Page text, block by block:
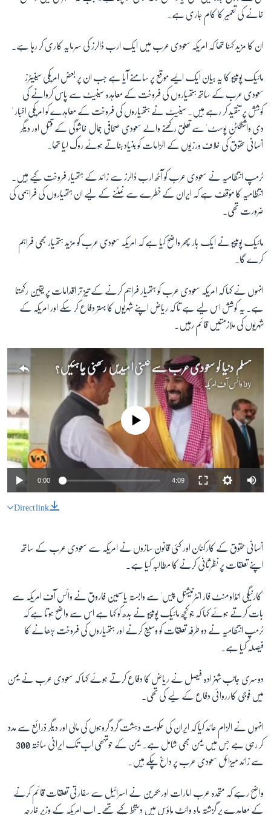
خانے کی تعمیر کا کام جاری ہے۔
ان کا مزید کہنا تھا کہ امریکہ سعودی عرب میں ایک ارب ڈالرز کی سرمایہ کاری کر رہا ہے۔
مائیک پومپیو کا یہ بیان ایک ایسے موقع پر سامنے آیا ہے جب ان پر بعض امریکی سینیٹرز
سعودی عرب کے ساتھ ہتھیاروں کی فروخت کے معاہدہ سینیٹ سے پاس کروانے کی
کوشش پر تنقید کر رہے ہیں۔ سینیٹ نے ہتھیاروں کی فروخت کے معاہدے کو امریکی اخبار '
دی واشنگٹن پوسٹ' سے تعلق رکھنے والے سعودی صحافی جمال خاشوگی کے قتل اور دیگر
انسانی حقوق کی خلاف ورزیوں کے الزامات کو بنیاد بناتے ہوئے روک لیا تھا۔
ٹرمپ انتظامیہ نے سعودی عرب کو آٹھ ارب ڈالرز سے زائد کے ہتھیار فروخت کیے ہیں۔
انتظامیہ کا مؤقف ہے کہ ایران کے خطرے سے نمٹنے کے لیے ان ہتھیاروں کی فراہمی کی
ضرورت تھی۔
مائیک پومپیو نے ایک بار پھر واضح کیا ہے کہ امریکہ سعودی عرب کو مزید ہتھیار بھی فراہم
کرے گا۔
انہوں نے کہا کہ امریکہ سعودی عرب کو ہتھیار فراہم کرنے کے تیز تر اقدامات پر یقین رکھتا
ہے۔ یہ کوشش اس لیے ہے تا کہ ریاض اپنے شہریوں کا بہتر دفاع کر سکے اور امریکہ کے
شہریوں کی ملازمتیں قائم رہیں۔
مسلم دنیا کو سعودی عرب سے کتنی امیدیں رکھنی چاہئیں؟
byوائس آف امریکہ
No media source currently available
0:00 4:09
Direct link
انسانی حقوق کے کارکنان اور کئی قانون سازوں نے امریکہ سے سعودی عرب کے ساتھ
اپنے تعلقات پر نظرثانی کرنے کا مطالبہ کیا ہے۔
'کارنیگی انڈاومنٹ فار انٹرنیشنل پیس' سے وابستہ یاسمین فاروق نے وائس آف امریکہ سے
بات کرتے ہوئے کہا کہ جو کچھ مائیک پومپیو نے بدھ کو کہا ہے اس سے واضح ہوتا ہے کہ
ٹرمپ انتظامیہ نے دو طرفہ تعلقات کو وسیع کرنے اور ہتھیاروں کی فروخت بڑھانے کا
فیصلہ کیا ہے۔
دوسری جانب شہزادہ فیصل نے ریاض کا دفاع کرتے ہوئے کہا کہ سعودی عرب نے یمن
میں فوجی کارروائی دفاع کے لیے کی تھی۔
انہوں نے الزام عائد کیا کہ ایران کی حکومت دہشت گرد گروہوں کی مالی اور دیگر ذرائع سے مدد
کر رہی ہے جس میں یمن بھی شامل ہے۔ یمن کے حوتہھی اب تک ایرانی ساختہ 300
سے زائد میزائل سعودی عرب پر داغ چکے ہیں۔
واضح رہے کہ متحدہ عرب امارات اور بحرین نے اسرائیل سے سفارتی تعلقات قائم کرنے
کے معاہدے پر گزشتہ ماہ وائٹ ہاؤس میں دستخط کیے تھے۔ اب امریکہ کے وزیرِ خارجہ